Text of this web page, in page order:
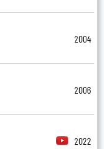
2004
2006
2022